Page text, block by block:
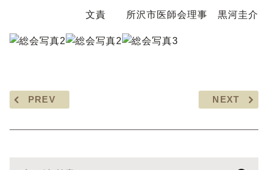
文責 所沢市医師会理事 黒河圭介
PREV NEXT